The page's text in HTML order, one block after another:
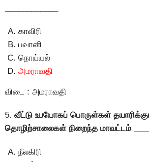
காவிரி
பவானி
நொய்யல்
அமராவதி
விடை : அமராவதி
5. வீட்டு உபயோகப் பொருள்கள்
தொழிற்சாலைகள் நிறைந்த மாவட்டம்
நீலகிரி